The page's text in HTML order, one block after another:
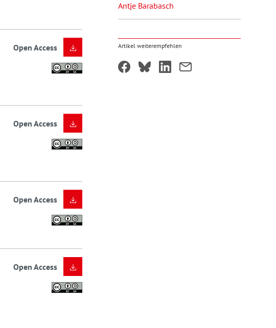
Open Access
Open Access
Open Access
Open Access
Antje Barabasch
Artikel weiterempfehlen